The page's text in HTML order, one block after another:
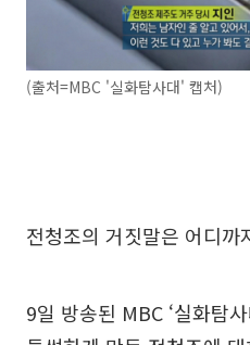
(출처=MBC '실화탐사대' 캡처)
전청조의 거짓말은 어디까
9일 방송된 MBC ‘실화탐